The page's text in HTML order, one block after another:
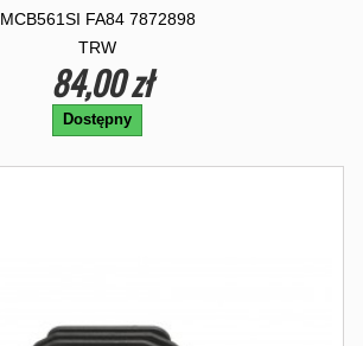
MCB561SI FA84 7872898
TRW
84,00 zł
Dostępny